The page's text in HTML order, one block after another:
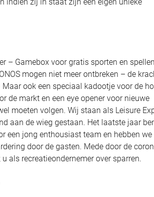
– Gamebox voor gratis sporten en
mogen niet meer ontbreken – de
ook een speciaal kadootje voor de
de markt en een eye opener voor nieuwe
moeten volgen. Wij staan als Leisure
aan de wieg gestaan. Het laatste jaar
een jong enthousiast team en hebben we
door de gasten. Mede door de
als recreatieondernemer over sparren.